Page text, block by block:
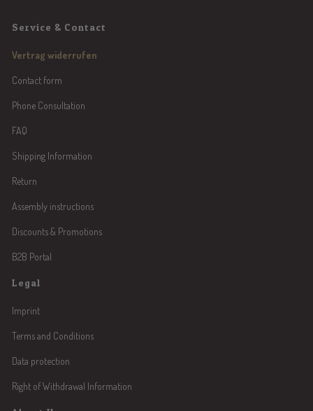
Service & Contact
Vertrag widerrufen
Contact form
Phone Consultation
FAQ
Shipping Information
Return
Assembly instructions
Discounts & Promotions
B2B Portal
Legal
Imprint
Terms and Conditions
Data protection
Right of Withdrawal Information